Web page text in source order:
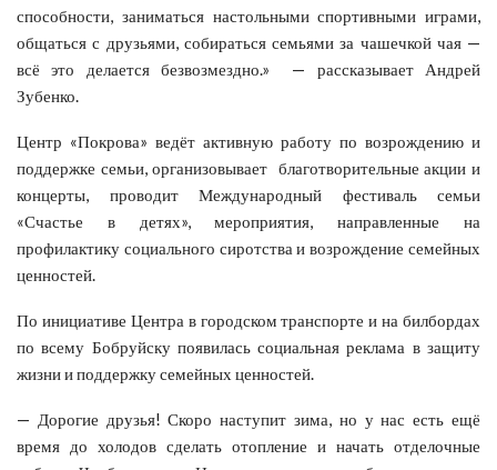
способности, заниматься настольными спортивными играми,
общаться с друзьями, собираться семьями за чашечкой чая —
всё это делается безвозмездно.» — рассказывает Андрей
Зубенко.
Центр «Покрова» ведёт активную работу по возрождению и
поддержке семьи, организовывает благотворительные акции и
концерты, проводит Международный фестиваль семьи
«Счастье в детях», мероприятия, направленные на
профилактику социального сиротства и возрождение семейных
ценностей.
По инициативе Центра в городском транспорте и на билбордах
по всему Бобруйску появилась социальная реклама в защиту
жизни и поддержку семейных ценностей.
— Дорогие друзья! Скоро наступит зима, но у нас есть ещё
время до холодов сделать отопление и начать отделочные